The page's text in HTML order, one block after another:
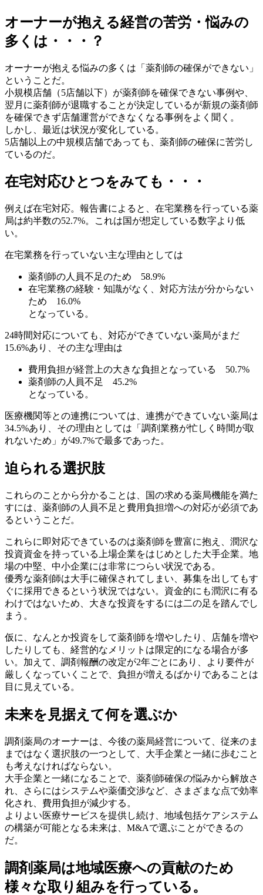
オーナーが抱える経営の苦労・悩みの
多くは・・・？
オーナーが抱える悩みの多くは「薬剤師の確保ができない」
ということだ。
小規模店舗（5店舗以下）が薬剤師を確保できない事例や、
翌月に薬剤師が退職することが決定しているが新規の薬剤師
を確保できず店舗運営ができなくなる事例をよく聞く。
しかし、最近は状況が変化している。
5店舗以上の中規模店舗であっても、薬剤師の確保に苦労し
ているのだ。
在宅対応ひとつをみても・・・
例えば在宅対応。報告書によると、在宅業務を行っている薬
局は約半数の52.7%。これは国が想定している数字より低
い。
在宅業務を行っていない主な理由としては
薬剤師の人員不足のため 58.9%
在宅業務の経験・知識がなく、対応方法が分からない
ため 16.0%
となっている。
24時間対応についても、対応ができていない薬局がまだ
15.6%あり、その主な理由は
費用負担が経営上の大きな負担となっている 50.7%
薬剤師の人員不足 45.2%
となっている。
医療機関等との連携については、連携ができていない薬局は
34.5%あり、その理由としては「調剤業務が忙しく時間が取
れないため」が49.7%で最多であった。
迫られる選択肢
これらのことから分かることは、国の求める薬局機能を満た
すには、薬剤師の人員不足と費用負担増への対応が必須であ
るということだ。
これらに即対応できているのは薬剤師を豊富に抱え、潤沢な
投資資金を持っている上場企業をはじめとした大手企業。地
場の中堅、中小企業には非常につらい状況である。
優秀な薬剤師は大手に確保されてしまい、募集を出してもす
ぐに採用できるという状況ではない。資金的にも潤沢に有る
わけではないため、大きな投資をするには二の足を踏んでし
まう。
仮に、なんとか投資をして薬剤師を増やしたり、店舗を増や
したりしても、経営的なメリットは限定的になる場合が多
い。加えて、調剤報酬の改定が2年ごとにあり、より要件が
厳しくなっていくことで、負担が増えるばかりであることは
目に見えている。
未来を見据えて何を選ぶか
調剤薬局のオーナーは、今後の薬局経営について、従来のま
まではなく選択肢の一つとして、大手企業と一緒に歩むこと
も考えなければならない。
大手企業と一緒になることで、薬剤師確保の悩みから解放さ
れ、さらにはシステムや薬価交渉など、さまざまな点で効率
化され、費用負担が減少する。
よりよい医療サービスを提供し続け、地域包括ケアシステム
の構築が可能となる未来は、M&Aで選ぶことができるの
だ。
調剤薬局は地域医療への貢献のため
様々な取り組みを行っている。